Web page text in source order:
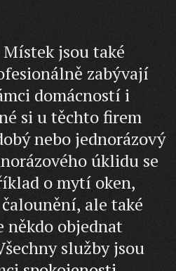
jsou také
zabývají
domácností i
si u těchto firem
nebo jednorázový
úklidu se
o mytí oken,
ale také
někdo objednat
služby jsou